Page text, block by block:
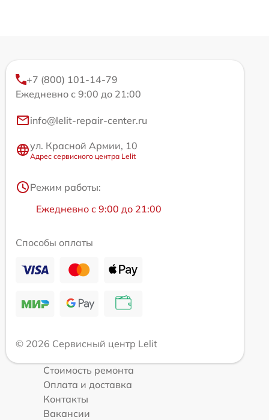
+7 (800) 101-14-79
Ежедневно с 9:00 до 21:00
info@lelit-repair-center.ru
ул. Красной Армии, 10
Адрес сервисного центра Lelit
Режим работы:
Ежедневно с 9:00 до 21:00
Способы оплаты
© 2026 Сервисный центр Lelit
Стоимость ремонта
Оплата и доставка
Контакты
Вакансии